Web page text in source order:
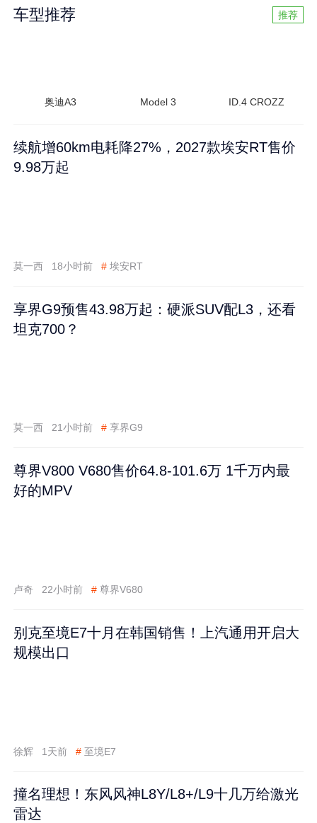
车型推荐 推荐
奥迪A3 Model 3 ID.4 CROZZ
续航增60km电耗降27%，2027款埃安RT售价
9.98万起
莫一西 18小时前 # 埃安RT
享界G9预售43.98万起：硬派SUV配L3，还看
坦克700？
莫一西 21小时前 # 享界G9
尊界V800 V680售价64.8-101.6万 1千万内最
好的MPV
卢奇 22小时前 # 尊界V680
别克至境E7十月在韩国销售！上汽通用开启大
规模出口
徐辉 1天前 # 至境E7
撞名理想！东风风神L8Y/L8+/L9十几万给激光
雷达